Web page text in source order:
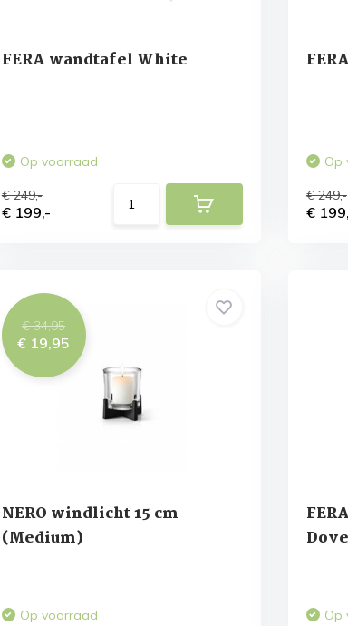
FERA wandtafel White
Op voorraad
€ 249,-
€ 199,-
Op
€ 249,-
€
€ 34,95
€ 19,95
NERO windlicht 15 cm
(Medium)
Op voorraad Op